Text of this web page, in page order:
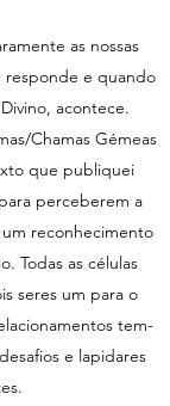
as nossas
responde e quando
acontece.
Chamas Gémeas
que publiquei
perceberem a
reconhecimento
Todas as células
seres um para o
tem-
e lapidares